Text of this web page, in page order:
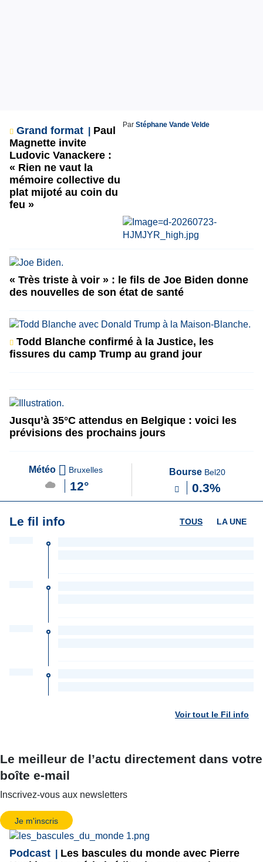
Grand format
Paul
Magnette invite
Ludovic Vanackere :
« Rien ne vaut la
mémoire collective du
plat mijoté au coin du
feu »
Par Stéphane Vande Velde
« Très triste à voir » : le fils de Joe Biden donne
des nouvelles de son état de santé
Todd Blanche confirmé à la Justice, les
fissures du camp Trump au grand jour
Jusqu’à 35°C attendus en Belgique : voici les
prévisions des prochains jours
Météo Bruxelles
12°
Bourse Bel20
0.3%
Le fil info LA UNE
TOUS
Voir tout le Fil info
Le meilleur de l’actu directement dans votre
boîte e-mail
Inscrivez-vous aux newsletters
Je m'inscris
Podcast
Les bascules du monde avec Pierre